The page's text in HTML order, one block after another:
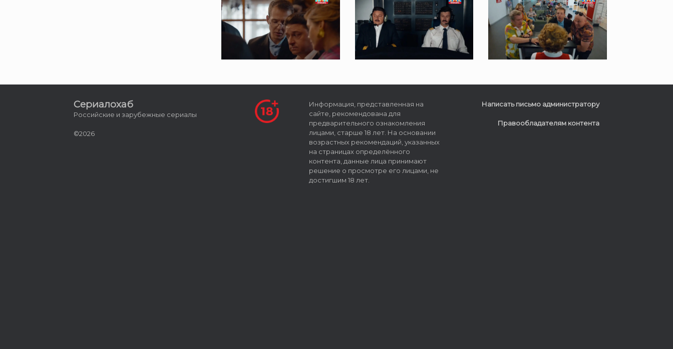
Сериалохаб
Российские и зарубежные сериалы
©2026
Информация, представленная на
сайте, рекомендована для
предварительного ознакомления
лицами, старше 18 лет. На основании
возрастных рекомендаций, указанных
на страницах определённого
контента, данные лица принимают
решение о просмотре его лицами, не
достигшим 18 лет.
Написать письмо администратору
Правообладателям контента